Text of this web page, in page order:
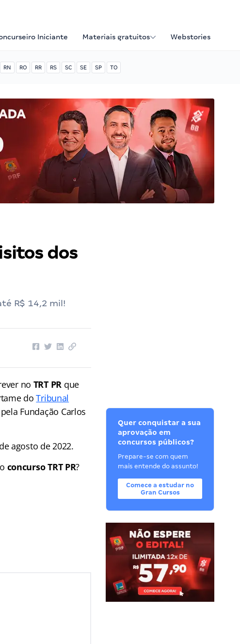
Iniciante Materiais gratuitos Webstories
RN RO RR RS SC SE SP TO
dos
R$ 14,2 mil!
no TRT PR que
doTribunal
Fundação Carlos
agosto de 2022.
concurso TRT PR?
Quer conquistar a sua
aprovação em
concursos públicos?
Prepare-se com quem
mais entende do assunto!
Comece a estudar no
Gran Cursos